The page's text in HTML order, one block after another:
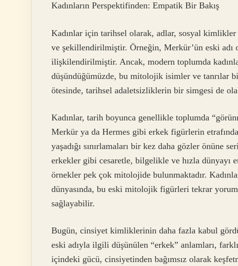
Kadınların Perspektifinden: Empatik Bir Bakış
Kadınlar için tarihsel olarak, adlar, sosyal
ve şekillendirilmiştir. Örneğin, Merkür’ün eski
ilişkilendirilmiştir. Ancak, modern toplumda
düşündüğümüzde, bu mitolojik isimler ve tanrılar
ötesinde, tarihsel adaletsizliklerin bir simgesi de
Kadınlar, tarih boyunca genellikle toplumda
Merkür ya da Hermes gibi erkek figürlerin
yaşadığı sınırlamaları bir kez daha gözler önüne
erkekler gibi cesaretle, bilgelikle ve hızla dünyayı
örnekler pek çok mitolojide bulunmaktadır.
dünyasında, bu eski mitolojik figürleri tekrar
sağlayabilir.
Bugün, cinsiyet kimliklerinin daha fazla kabul
eski adıyla ilgili düşünülen “erkek” anlamları,
içindeki gücü, cinsiyetinden bağımsız olarak